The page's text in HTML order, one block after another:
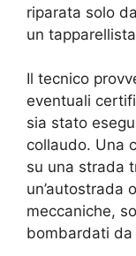
riparata solo
un
Il tecnico
eventuali
sia stato
collaudo. Una
su una strada
un’autostrada
meccaniche,
bombardati da